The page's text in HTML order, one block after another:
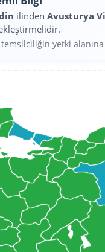
ilindenAvusturya
temsilciliğin yetki